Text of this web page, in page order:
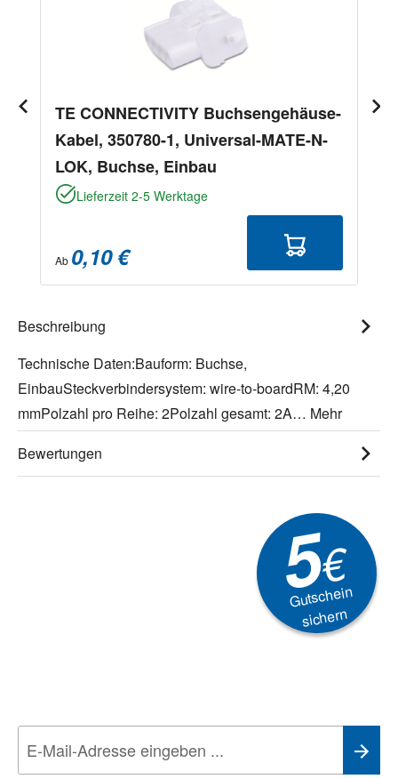
TE CONNECTIVITY Buchsengehäuse-
Kabel, 350780-1, Universal-MATE-N-
LOK, Buchse, Einbau
Lieferzeit 2-5 Werktage
Ab 0,10 €
Beschreibung
Technische Daten:Bauform: Buchse,
EinbauSteckverbindersystem: wire-to-boardRM: 4,20
mmPolzahl pro Reihe: 2Polzahl gesamt: 2A… Mehr
Bewertungen
5€
Gutschein
sichern